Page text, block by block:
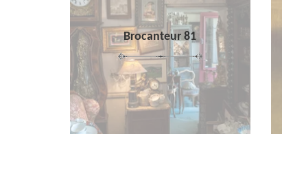
Brocanteur 81